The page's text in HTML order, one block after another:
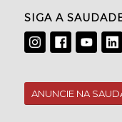
SIGA A
ANUNCIE NA